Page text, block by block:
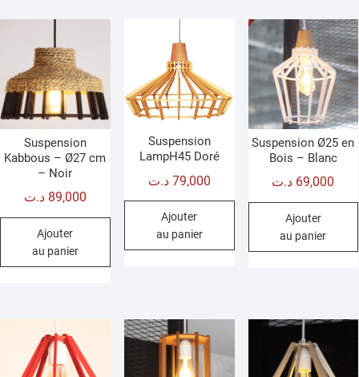
Suspension
Kabbous – Ø27 cm
– Noir
89,000 د.ت
Ajouter
au panier
Suspension
LampH45 Doré
79,000 د.ت
Ajouter
au panier
Suspension Ø25 en
Bois – Blanc
69,000 د.ت
Ajouter
au panier